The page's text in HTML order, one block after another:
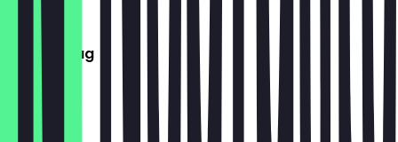
Dienstag
Mittwoch
Donnerstag
Samstag
Sonntag